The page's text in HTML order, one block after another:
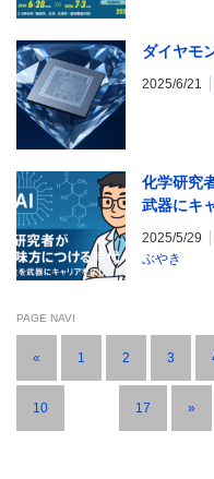
ダイヤモ
2025/6/21
化学研究
武器にキ
2025/5/29
ぶやき
PAGE NAVI
« 1 2 3
10 17 »